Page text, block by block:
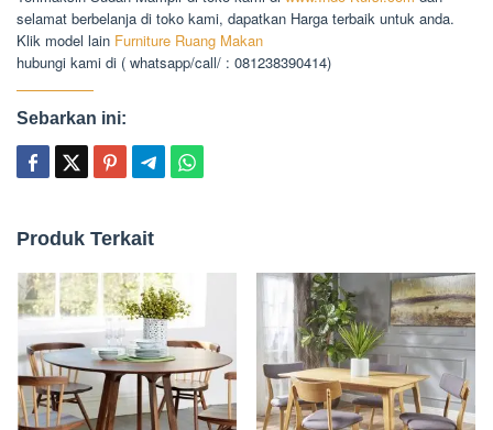
selamat berbelanja di toko kami, dapatkan Harga terbaik untuk anda.
Klik model lain Furniture Ruang Makan
hubungi kami di ( whatsapp/call/ : 081238390414)
Sebarkan ini:
Produk Terkait